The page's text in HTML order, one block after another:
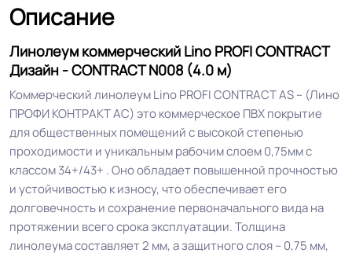
Толщина
Область применения
Для кабинета, Для коридора, Для
офиса, Для переговорной
комнаты, Для палаты больницы,
Для детских садов, Для холла
больниц, Для коридора и класса
школы, Для магазина, Для цеха
завода, Для склада, Для цеха
электронной сборки, Для
серверные
Описание
Линолеум коммерческий Lino PROFI CONTRACT
Дизайн - CONTRACT N008 (4.0 м)
Коммерческий линолеум Lino PROFI CONTRACT AS – (Лино
ПРОФИ КОНТРАКТ АС) это коммерческое ПВХ покрытие
для общественных помещений с высокой степенью
проходимости и уникальным рабочим слоем 0,75мм с
классом 34+/43+ . Оно обладает повышенной прочностью
и устойчивостью к износу, что обеспечивает его
долговечность и сохранение первоначального вида на
протяжении всего срока эксплуатации. Толщина
линолеума составляет 2 мм, а защитного слоя – 0,75 мм,